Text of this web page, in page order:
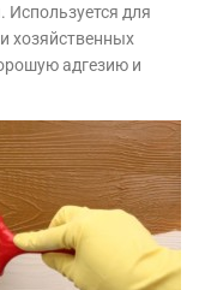
для
хозяйственных
адгезию и